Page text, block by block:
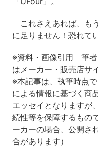
これさえあれば、も
に足りません！恐れて
※資料・画像引用 筆者
はメーカー・販売店サ
※本記事は、執筆時点
による情報に基づく商
エッセイとなりますが
続性等を保障するもの
ーカーの場合、公開さ
合があります）